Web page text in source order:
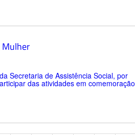
Mulher
Secretaria de Assistência Social, por
das atividades em comemoração